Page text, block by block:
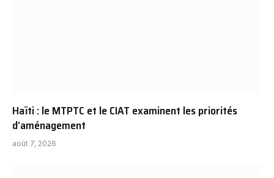
Haïti : le MTPTC et le CIAT examinent les priorités
d’aménagement
août 7, 2026